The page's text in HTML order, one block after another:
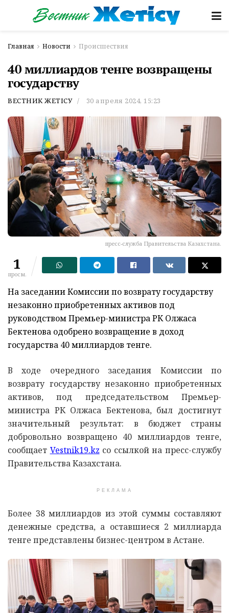
Главная Новости Происшествия
40 миллиардов тенге возвращены
государству
ВЕСТНИК ЖЕТІСУ 30 апреля 2024, 15:23
пресс-служба Правительства Казахстана.
1
просм.
На заседании Комиссии по возврату государству
незаконно приобретенных активов под
руководством Премьер-министра РК Олжаса
Бектенова одобрено возвращение в доход
государства 40 миллиардов тенге.
В ходе очередного заседания Комиссии по
возврату государству незаконно приобретенных
активов, под председательством Премьер-
министра РК Олжаса Бектенова, был достигнут
значительный результат: в бюджет страны
добровольно возвращено 40 миллиардов тенге,
сообщает Vestnik19.kz со ссылкой на пресс-службу
Правительства Казахстана.
РЕКЛАМА
Более 38 миллиардов из этой суммы составляют
денежные средства, а оставшиеся 2 миллиарда
тенге представлены бизнес-центром в Астане.